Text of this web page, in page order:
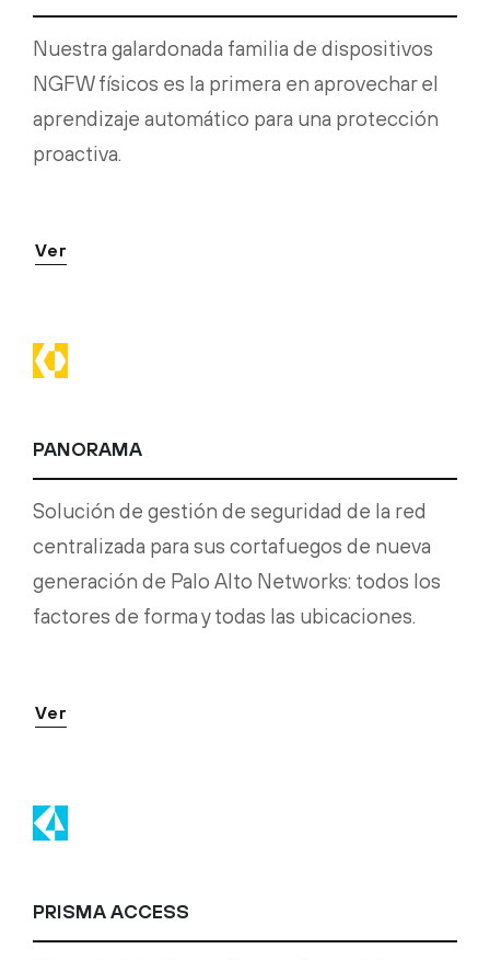
Nuestra galardonada familia de dispositivos
NGFW físicos es la primera en aprovechar el
aprendizaje automático para una protección
proactiva.
Ver
PANORAMA
Solución de gestión de seguridad de la red
centralizada para sus cortafuegos de nueva
generación de Palo Alto Networks: todos los
factores de forma y todas las ubicaciones.
Ver
PRISMA ACCESS